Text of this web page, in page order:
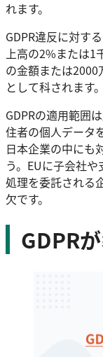
れます。
GDPR違反に対す
上高の2%または1
の金額または
として科されます。
GDPRの適用範囲
住者の個人データ
日本企業の中にも
う。EUに子会社
処理を委託される
欠です。
GDPR